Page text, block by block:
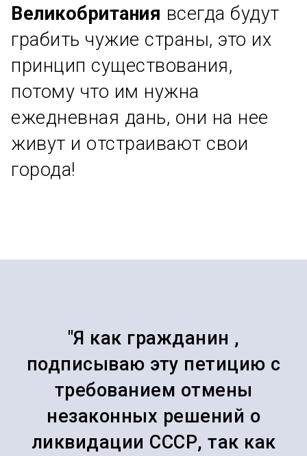
Великобритания всегда будут
грабить чужие страны, это их
принцип существования,
потому что им нужна
ежедневная дань, они на нее
живут и отстраивают свои
города!
"Я как гражданин ,
подписываю эту петицию с
требованием отмены
незаконных решений о
ликвидации СССР, так как